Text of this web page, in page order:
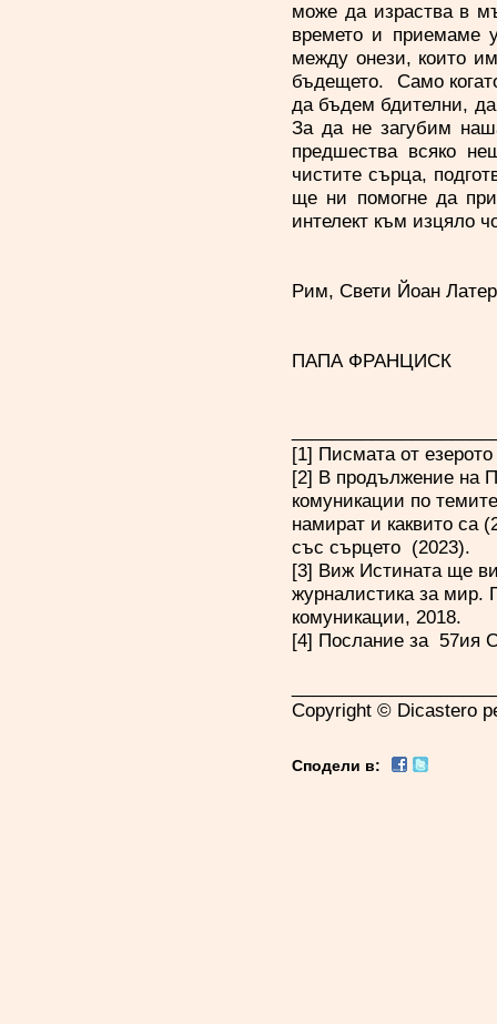
може да израства в
времето и приемаме
между онези, които
бъдещето. Само
да бъдем бдителни,
За да не загубим
предшества всяко
чистите сърца,
ще ни помогне да
интелект към изцяло
Рим, Свети Йоан
ПАПА ФРАНЦИСК
[1] Писмата от
[2] В продължение на
комуникации по
намират и каквито са
със сърцето (2023).
[3] Виж Истината ще
журналистика за мир.
комуникации, 2018.
[4] Послание за 57ия
Copyright © Dicastero
Сподели в: